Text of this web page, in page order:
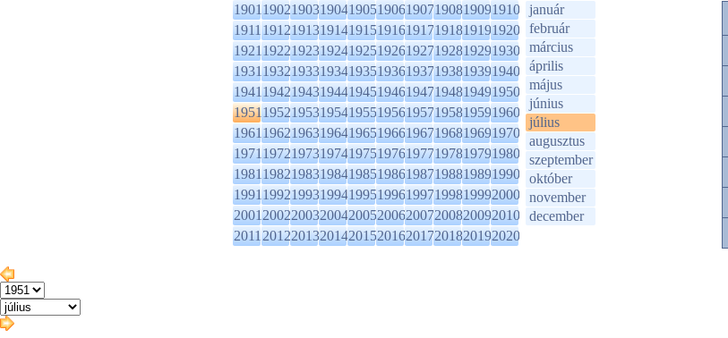
1901190219031904190519061907190819091910
1911191219131914191519161917191819191920
1921192219231924192519261927192819291930
1931193219331934193519361937193819391940
1941194219431944194519461947194819491950
1951195219531954195519561957195819591960
1961196219631964196519661967196819691970
1971197219731974197519761977197819791980
1981198219831984198519861987198819891990
1991199219931994199519961997199819992000
2001200220032004200520062007200820092010
2011201220132014201520162017201820192020
január
február
március
április
május
június
július
augusztus
szeptember
október
november
december